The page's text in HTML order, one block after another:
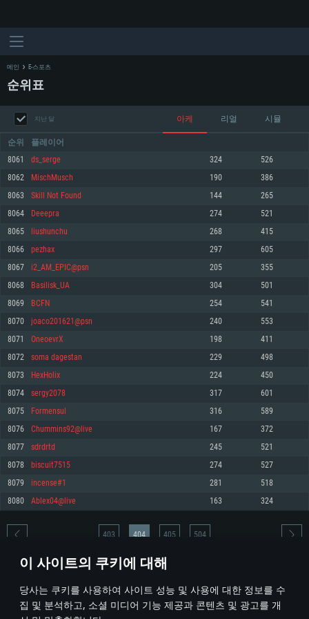
이 사이트의 쿠키에 대해
당사는 쿠키를 사용하여 사이트 성능 및 사용에 대한 정보를 수
집 및 분석하고, 소셜 미디어 기능 제공과 콘텐츠 및 광고를 개
최소사양
운영체제: Windows 10 (64 bit)
프로세서: 2.2 GHz 듀얼코어 이상
메모리: 4GB
그래픽 카드: DirectX 11 이상을 지원하는 AMD Radeon 77XX / NVIDIA
GeForce GT 660. 최소 사양 해상도: 720p
네트워크: 브로드밴드 인터넷
여유 저장 공간: 22.1 GB (최소 클라이언트)
권장 사양
570 혹은 그 이상
여유 저장 공간: 62.2 GB (전체 클라이언트)
최소사양
운영체제: Mac OS Big Sur 11.0
프로세서: 최소 2.2 GHz의 Core i5 (Intel Xeon 은 지원하지 않습니다)
메모리: 6 GB
그래픽 카드: Metal 을 지원하는 Intel Iris Pro 5200 (Mac), 혹은 이와 비슷한 성
능을 가지는 Mac 버전의 AMD/Nvidia. 최소 해상도: 720p
네트워크: 브로드밴드 인터넷
여유 저장 공간: 22.1 GB (최소 클라이언트)
권장 사양
네트워크: 브로드밴드 인터넷
여유 저장 공간: 62.2 GB (전체 클라이언트)
최소사양
운영체제: 64bit Linux 중 최신 버전
프로세서: 2.4 GHz 듀얼코어
메모리: 4 GB
그래픽 카드: Vulkan 을 지원하고, 최신 그래픽 드라이버를 지원하는 NVIDIA
660 (6개월 미만) 혹은 그와 동급의 성능을 가지며 최신 그래픽 드라이버를 지
원하는 AMD (6개월 미만; 최소사양 지원 해상도 720p)
네트워크: 브로드밴드 인터넷
여유 저장 공간: 22.1 GB (최소 클라이언트)
권장 사양
운영체제: Ubuntu 20.04 64bit
프로세서: Intel Core i7
메모리: 16 GB
그래픽 카드: Vulkan 을 지원하고, 최신 그래픽 드라이버를 지원하는 NVIDIA
1060 (6개월 미만) 혹은 그와 동급의 성능을 가지며 최신 그래픽 드라이버를
지원하는 AMD RX 570 (6개월 미만; 최소사양 지원 해상도 720p) 이상
여유 저장 공간: 62.2 GB (전체 클라이언트)
메인 E-스포츠
순위표
지난 달 아케 리얼 시뮬
순위 플레이어
8061 ds_serge 324 526
8062 MischMusch 190 386
8063 Skill Not Found 144 265
8064 Deeepra 274 521
8065 liushunchu 268 415
8066 pezhax 297 605
8067 i2_AM_EPIC@psn 205 355
8068 Basilisk_UA 304 501
8069 BCFN 254 541
8070 joaco201621@psn 240 553
8071 OneoevrX 198 411
8072 soma dagestan 229 498
8073 HexHolix 224 450
8074 sergy2078 317 601
8075 Formensul 316 589
8076 Chummins92@live 167 372
8077 sdrdrtd 245 521
8078 biscuit7515 274 527
8079 incense#1 281 518
8080 Ablex04@live 163 324
* 순위표는 매일 1회 갱신됩니다
403 404 405 504